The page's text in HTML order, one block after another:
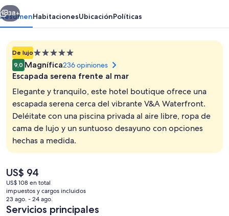
Vista desde la habitación
Siguiente
38+
ResumenHabitacionesUbicaciónPolíticas
De lujoPropiedad
de
5.0
9,0 Magnífica236 opiniones
Escapada serena frente al mar
Elegante y tranquilo, este hotel boutique ofrece una
escapada serena cerca del vibrante V&A Waterfront.
Deléitate con una piscina privada al aire libre, ropa de
cama de lujo y un suntuoso desayuno con opciones
hechas a medida.
El
precio
actual
es
de
US$ 94
US$ 108 en total
impuestos y cargos incluidos
23 ago. - 24 ago.
Servicios principales